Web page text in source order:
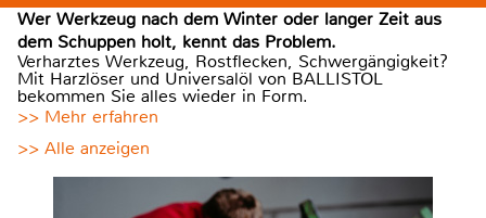
Wer Werkzeug nach dem Winter oder langer Zeit aus
dem Schuppen holt, kennt das Problem.
Verharztes Werkzeug, Rostflecken, Schwergängigkeit?
Mit Harzlöser und Universalöl von BALLISTOL
bekommen Sie alles wieder in Form.
>> Mehr erfahren
>> Alle anzeigen